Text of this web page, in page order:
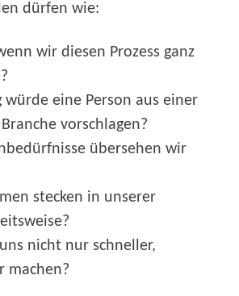
dürfen wie:
wir diesen Prozess ganz
würde eine Person aus einer
vorschlagen?
übersehen wir
stecken in unserer
nicht nur schneller,
machen?